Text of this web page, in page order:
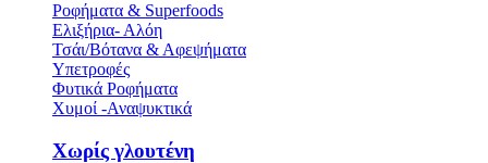
Ροφήματα & Superfoods
Ελιξήρια- Αλόη
Τσάι/Βότανα & Αφεψήματα
Υπετροφές
Φυτικά Ροφήματα
Χυμοί -Αναψυκτικά
Χωρίς γλουτένη